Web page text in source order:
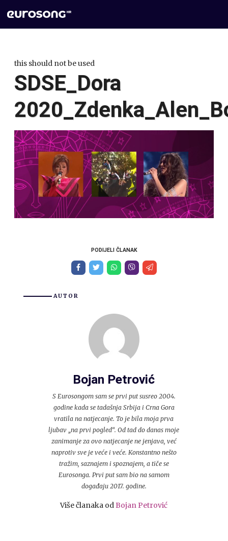
this should not be used
SDSE_Dora
PODIJELI ČLANAK
AUTOR
Bojan Petrović
S Eurosongom sam se prvi put susreo 2004.
godine kada se tadašnja Srbija i Crna Gora
vratila na natjecanje. To je bila moja prva
ljubav „na prvi pogled“. Od tad do danas moje
zanimanje za ovo natjecanje ne jenjava, već
naprotiv sve je veće i veće. Konstantno nešto
tražim, saznajem i spoznajem, a tiče se
Eurosonga. Prvi put sam bio na samom
događaju 2017. godine.
Više članaka odBojan Petrović